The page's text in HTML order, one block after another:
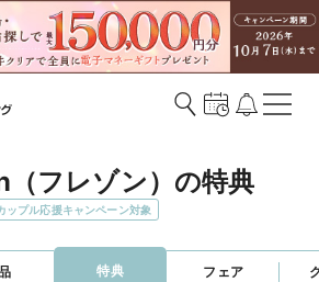
フレゾン）の特典
ップル応援キャンペーン対象
特典 フェア